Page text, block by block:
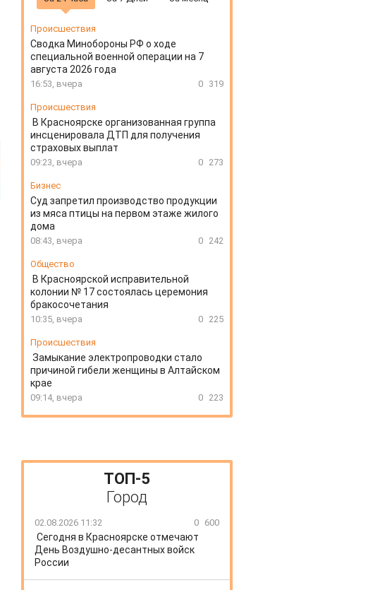
Происшествия
Сводка Минобороны РФ о ходе
специальной военной операции на 7
августа 2026 года
16:53, вчера 0 319
Происшествия
В Красноярске организованная группа
инсценировала ДТП для получения
страховых выплат
09:23, вчера 0 273
Бизнес
Суд запретил производство продукции
из мяса птицы на первом этаже жилого
дома
08:43, вчера 0 242
Общество
В Красноярской исправительной
колонии № 17 состоялась церемония
бракосочетания
10:35, вчера 0 225
Происшествия
Замыкание электропроводки стало
причиной гибели женщины в Алтайском
крае
09:14, вчера 0 223
ТОП-5
Город
02.08.2026 11:32 0 600
Сегодня в Красноярске отмечают
День Воздушно-десантных войск
России